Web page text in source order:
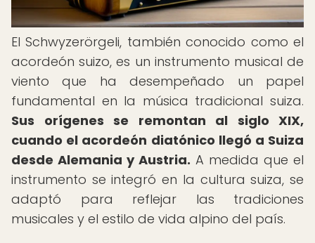
El Schwyzerörgeli, también conocido como el
acordeón suizo, es un instrumento musical de
viento que ha desempeñado un papel
fundamental en la música tradicional suiza.
Sus orígenes se remontan al siglo XIX,
cuando el acordeón diatónico llegó a Suiza
desde Alemania y Austria. A medida que el
instrumento se integró en la cultura suiza, se
adaptó para reflejar las tradiciones
musicales y el estilo de vida alpino del país.